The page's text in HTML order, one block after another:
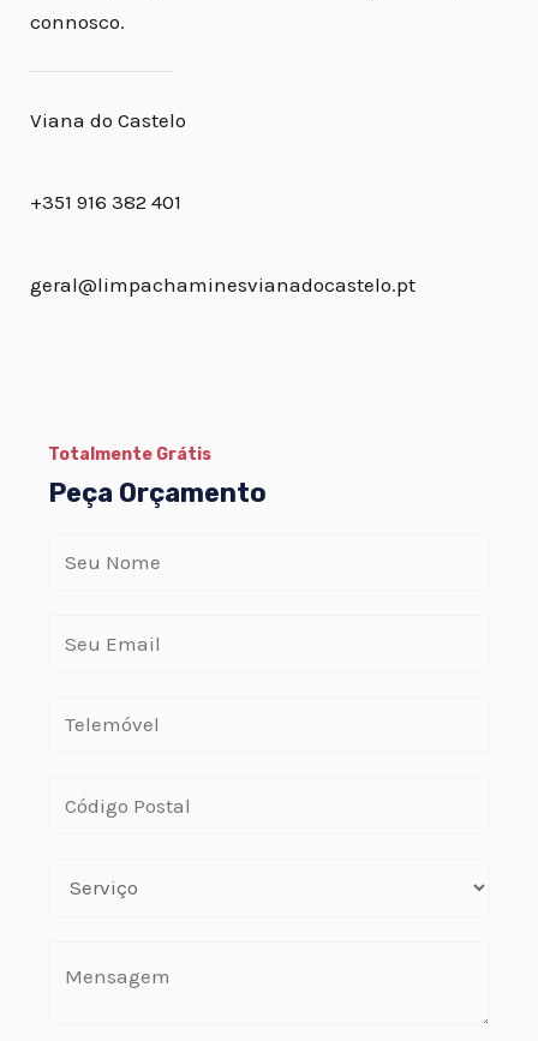
connosco.
Viana do Castelo
+351 916 382 401
geral@limpachaminesvianadocastelo.pt
Totalmente Grátis
Peça Orçamento